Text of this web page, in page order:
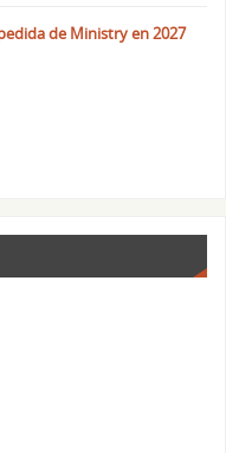
de Ministry en 2027